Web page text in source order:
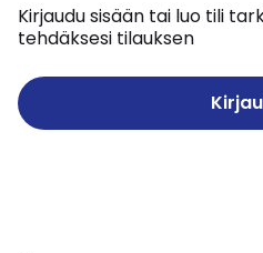
Kirjaudu sisään tai luo tili
tehdäksesi tilauksen